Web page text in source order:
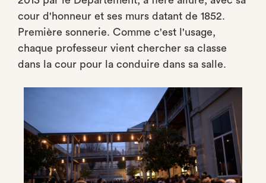
cour d'honneur et ses murs datant de 1852.
Première sonnerie. Comme c'est l'usage,
chaque professeur vient chercher sa classe
dans la cour pour la conduire dans sa salle.